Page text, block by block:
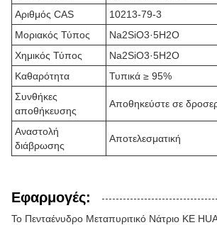
Αριθμός CAS
10213-79-3
Μοριακός Τύπος
Na2SiO3·5H2O
Χημικός Τύπος
Na2SiO3·5H2O
Καθαρότητα
Τυπικά ≥ 95%
Συνθήκες
αποθήκευσης
Αποθηκεύστε σε
Αναστολή
διάβρωσης
Αποτελεσματική
Εφαρμογές:
Το Πενταένυδρο Μεταπυριτικό Νάτριο KE